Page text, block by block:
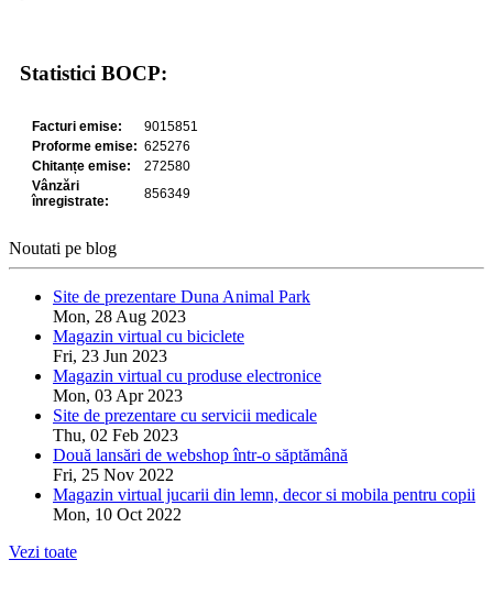
Statistici BOCP:
Noutati pe blog
Site de prezentare Duna Animal Park
Mon, 28 Aug 2023
Magazin virtual cu biciclete
Fri, 23 Jun 2023
Magazin virtual cu produse electronice
Mon, 03 Apr 2023
Site de prezentare cu servicii medicale
Thu, 02 Feb 2023
Două lansări de webshop într-o săptămână
Fri, 25 Nov 2022
Magazin virtual jucarii din lemn, decor si mobila pentru copii
Mon, 10 Oct 2022
Vezi toate